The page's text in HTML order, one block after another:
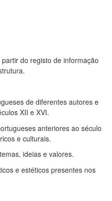
do registo de informação
de diferentes autores e
XII e XVI.
anteriores ao século
e culturais.
ideias e valores.
e estéticos presentes nos